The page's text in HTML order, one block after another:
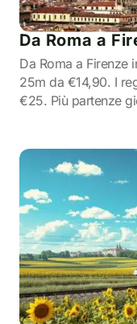
Da Roma a
Da Roma a Firenze
25m da €14,90. I
€25. Più partenze